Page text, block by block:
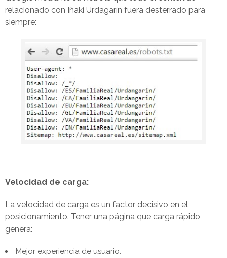
relacionado con Iñaki Urdagarín fuera desterrado para
siempre:
Velocidad de carga:
La velocidad de carga es un factor decisivo en el
posicionamiento. Tener una página que carga rápido
genera:
Mejor experiencia de usuario.